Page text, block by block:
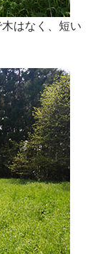
はなく、短い